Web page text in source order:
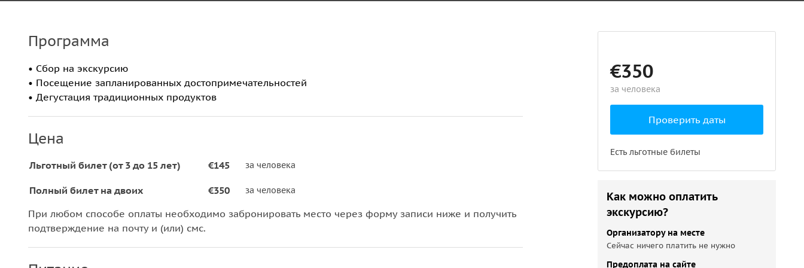
Программа
• Сбор на экскурсию
• Посещение запланированных достопримечательностей
• Дегустация традиционных продуктов
Цена
Льготный билет (от 3 до 15 лет) €145 за человека
Полный билет на двоих €350 за человека
При любом способе оплаты необходимо забронировать место через форму записи ниже и получить
подтверждение на почту и (или) смс.
€350
за человека
Проверить даты
Есть льготные билеты
Как можно оплатить
экскурсию?
Организатору на месте
Сейчас ничего платить не нужно
Предоплата на сайте